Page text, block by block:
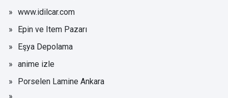
www.idilcar.com
Epin ve Item Pazarı
Eşya Depolama
anime izle
Porselen Lamine Ankara